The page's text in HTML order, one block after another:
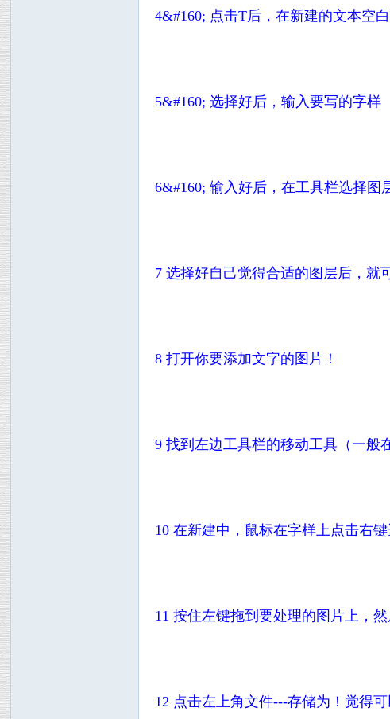
4&#160; 点击T后，在新建的文本空
5&#160; 选择好后，输入要写的字样
6&#160; 输入好后，在工具栏选择图
7 选择好自己觉得合适的图层后，就
8 打开你要添加文字的图片！
9 找到左边工具栏的移动工具（一般
10 在新建中，鼠标在字样上点击右键
11 按住左键拖到要处理的图片上，
12 点击左上角文件---存储为！觉得